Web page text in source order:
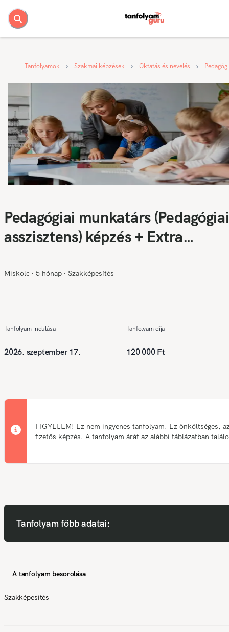
Tanfolyamok Szakmai képzések Oktatás és nevelés
Pedagógiai munkatárs (Pedagógiai
asszisztens) képzés + Extra
Miskolc ∙ 5 hónap ∙ Szakképesítés
Tanfolyam indulása
2026. szeptember 17.
Tanfolyam díja
120 000 Ft
FIGYELEM! Ez nem ingyenes tanfolyam. Ez önköltséges,
fizetős képzés. A tanfolyam árát az alábbi táblázatban
Tanfolyam főbb adatai:
A tanfolyam besorolása
Szakképesítés